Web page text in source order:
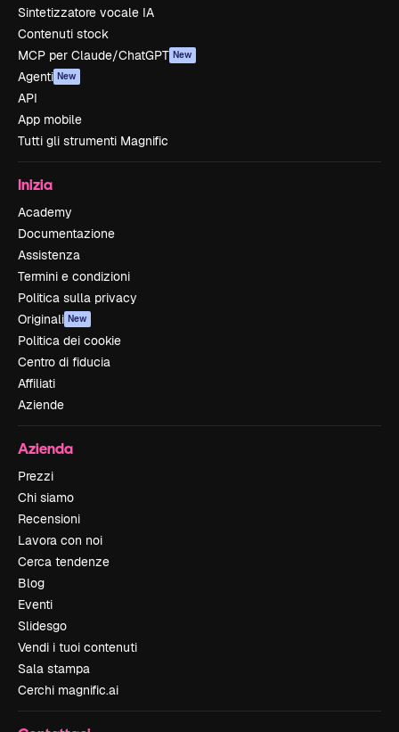
Sintetizzatore vocale IA
Contenuti stock
MCP per Claude/ChatGPT New
Agenti New
API
App mobile
Tutti gli strumenti Magnific
Inizia
Academy
Documentazione
Assistenza
Termini e condizioni
Politica sulla privacy
Originali New
Politica dei cookie
Centro di fiducia
Affiliati
Aziende
Azienda
Prezzi
Chi siamo
Recensioni
Lavora con noi
Cerca tendenze
Blog
Eventi
Slidesgo
Vendi i tuoi contenuti
Sala stampa
Cerchi magnific.ai